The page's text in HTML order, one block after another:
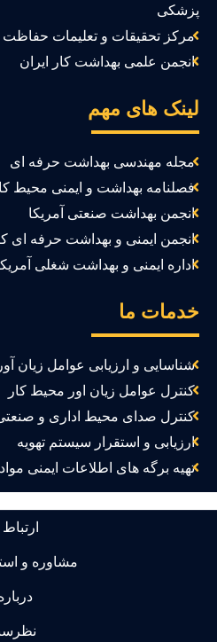
مرکز تحقیقات و تعلیمات حفاظت
انجمن علمی بهداشت کار ایران
های مهم
مجله مهندسی بهداشت حرفه ای
فصلنامه بهداشت و ایمنی محیط کار
انجمن بهداشت صنعتی آمریکا
انجمن ایمنی و بهداشت حرفه ای کانادا
اداره ایمنی و بهداشت شغلی آمریکا
ما
شناسایی و ارزیابی عوامل زیان آور
کنترل عوامل زیان اور محیط کار
کنترل صدای محیط اداری و صنعتی
ارزیابی و استقرار سیستم تهویه
تهیه برگه های اطلاعات ایمنی مواد
ارتباط با
مشاوره و
درباره ما